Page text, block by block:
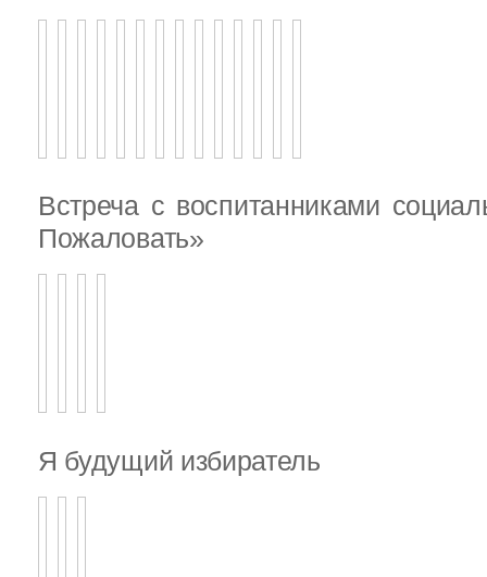
Встреча с воспитанниками
Пожаловать»
Я будущий избиратель